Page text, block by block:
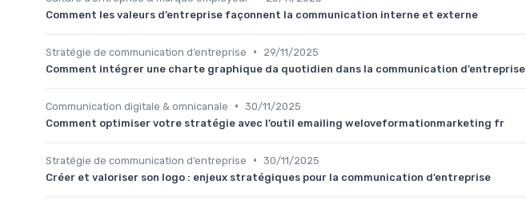
Comment les valeurs d’entreprise façonnent la communication interne et externe
Stratégie de communication d’entreprise •
29/11/2025
Comment intégrer une charte graphique da quotidien dans la communication d’entreprise
Communication digitale & omnicanale • 30/11/2025
Comment optimiser votre stratégie avec l’outil emailing weloveformationmarketing fr
Stratégie de communication d’entreprise • 30/11/2025
Créer et valoriser son logo : enjeux stratégiques pour la communication d’entreprise